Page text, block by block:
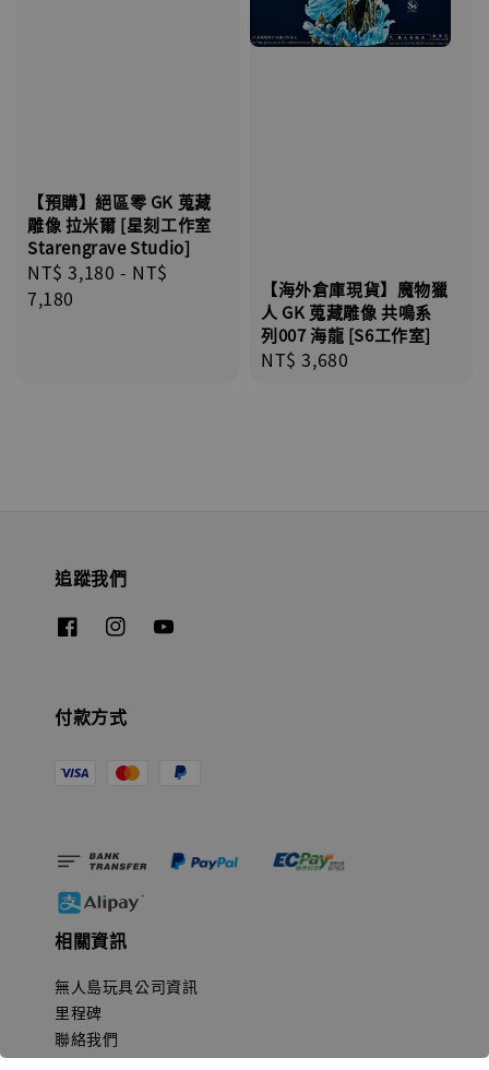
【預購】絕區零 GK 蒐藏
雕像 拉米爾 [星刻工作室
Starengrave Studio]
Regular
price
NT$ 3,180 - NT$
7,180
【海外倉庫現貨】魔物獵
人 GK 蒐藏雕像 共鳴系
列007 海龍 [S6工作室]
Regular
NT$ 3,680
追蹤我們
付款方式
相關資訊
無人島玩具公司資訊
里程碑
聯絡我們
認識GK